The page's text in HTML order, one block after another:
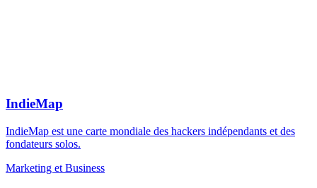
IndieMap
IndieMap est une carte mondiale des hackers indépendants et des
fondateurs solos.
Marketing et Business